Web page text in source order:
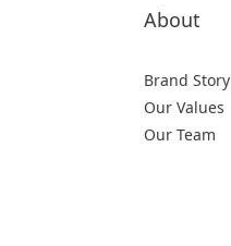
About
Brand Story
Our Values
Our Team